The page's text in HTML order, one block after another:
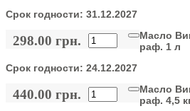
Срок годности: 31.12.2027
298.00 грн.
Масло
раф. 1 л
Срок годности: 24.12.2027
440.00 грн.
Масло
раф. 4,5